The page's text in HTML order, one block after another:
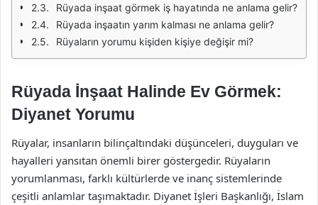
Rüyada inşaat görmek iş hayatında ne anlama gelir?
Rüyada inşaatın yarım kalması ne anlama gelir?
Rüyaların yorumu kişiden kişiye değişir mi?
Rüyada İnşaat Halinde Ev Görmek:
Diyanet Yorumu
Rüyalar, insanların bilinçaltındaki düşünceleri, duyguları ve
hayalleri yansıtan önemli birer göstergedir. Rüyaların
yorumlanması, farklı kültürlerde ve inanç sistemlerinde
çeşitli anlamlar taşımaktadır. Diyanet İşleri Başkanlığı, İslam